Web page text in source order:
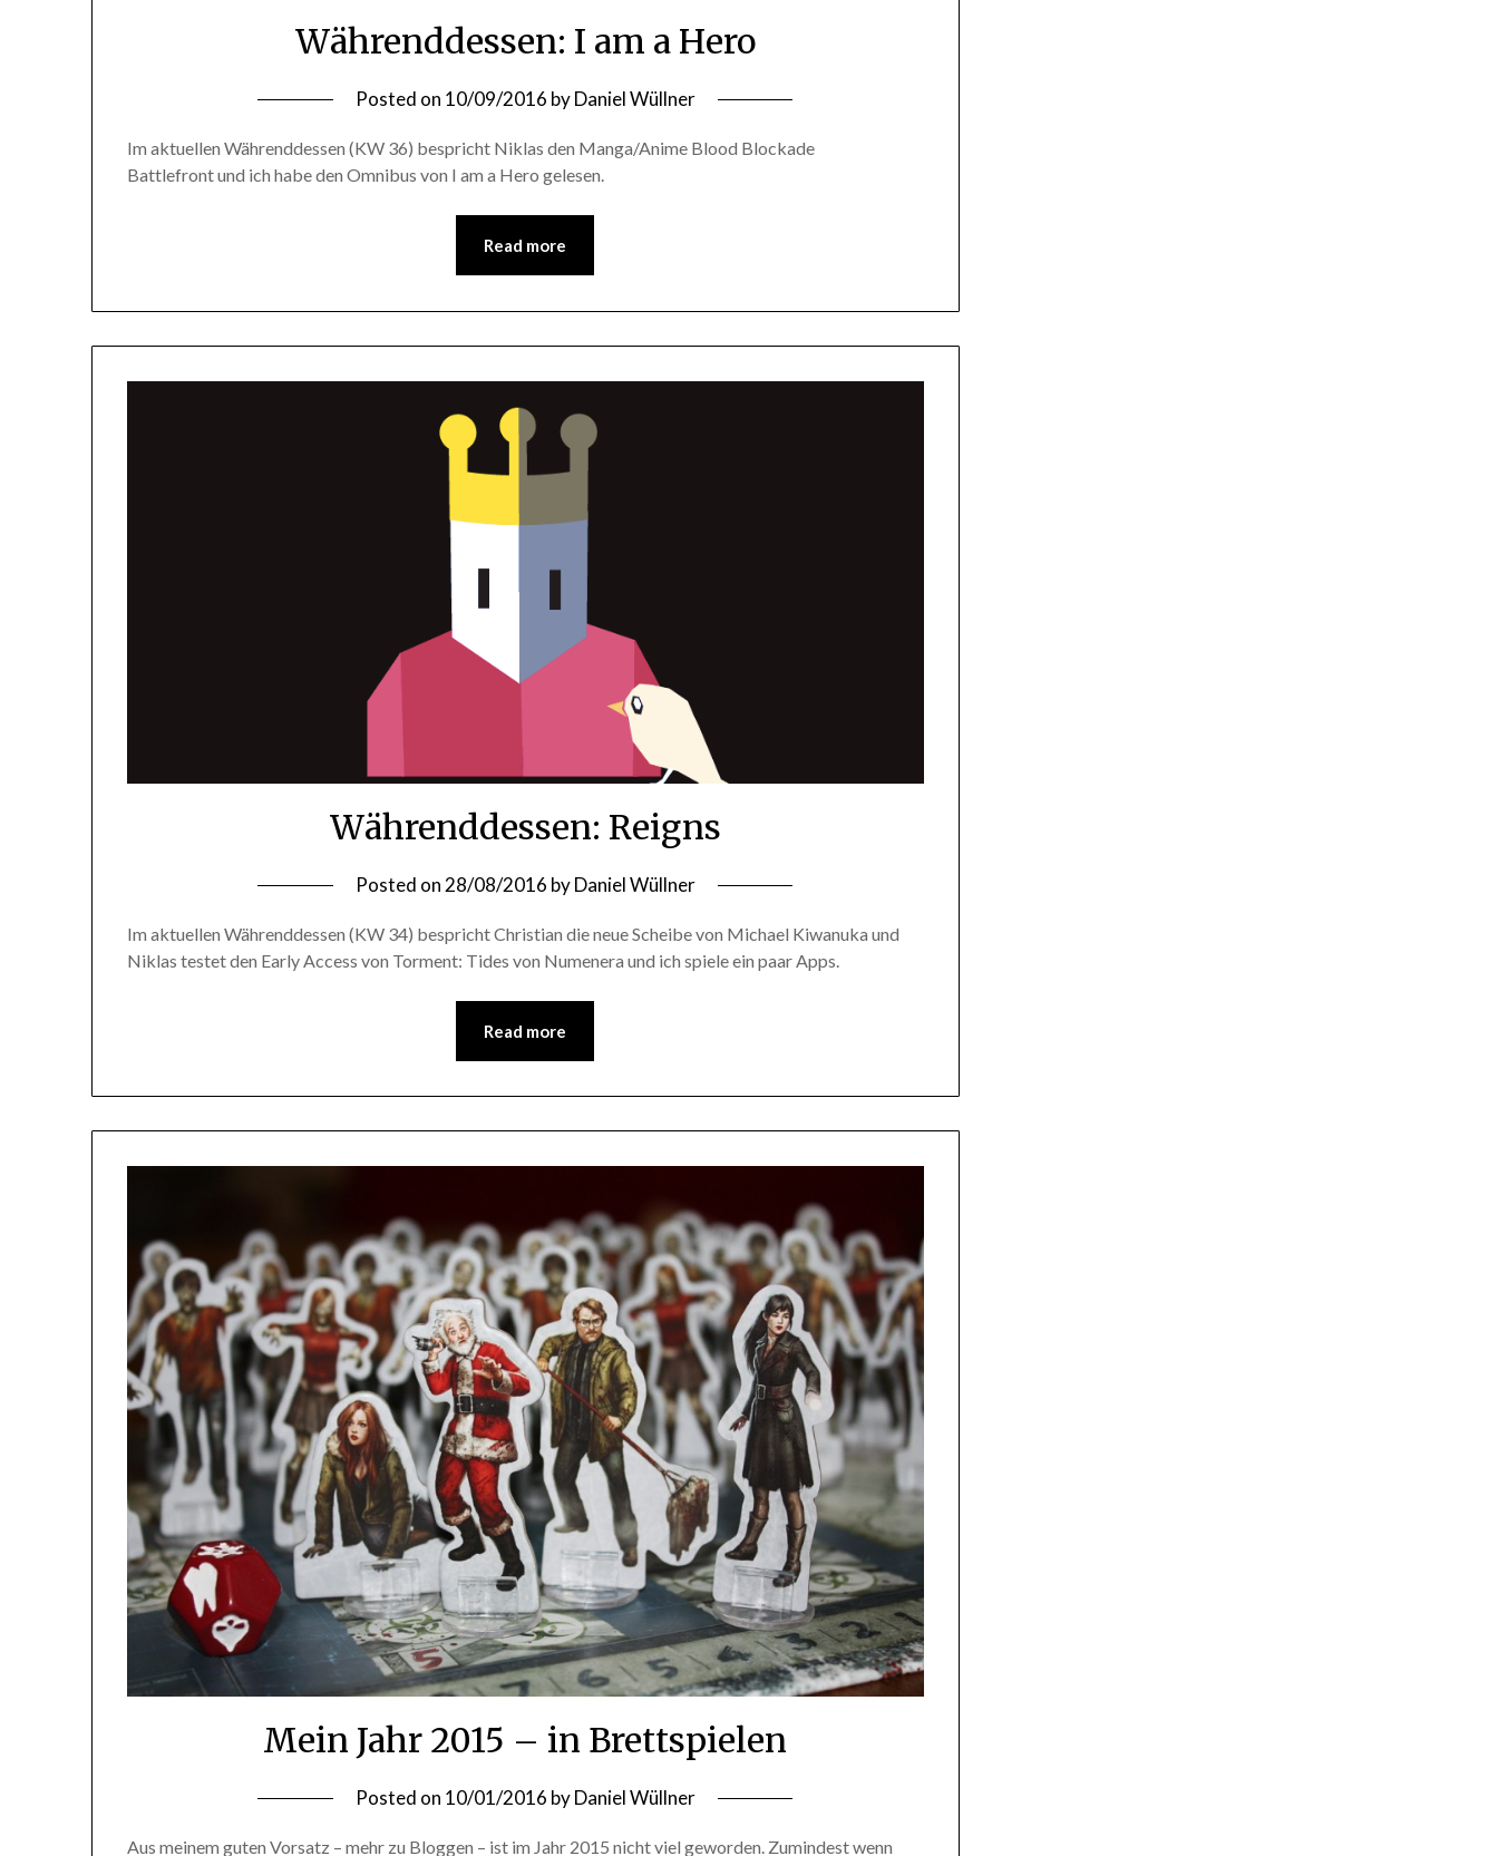
Währenddessen: I am a Hero
Posted on 10/09/2016 byDaniel Wüllner
Im aktuellen Währenddessen (KW 36) bespricht Niklas den Manga/Anime Blood Blockade
Battlefront und ich habe den Omnibus von I am a Hero gelesen.
Read more
Währenddessen: Reigns
Posted on 28/08/2016 byDaniel Wüllner
Im aktuellen Währenddessen (KW 34) bespricht Christian die neue Scheibe von Michael Kiwanuka und
Niklas testet den Early Access von Torment: Tides von Numenera und ich spiele ein paar Apps.
Read more
Mein Jahr 2015 – in Brettspielen
Posted on 10/01/2016 byDaniel Wüllner
Aus meinem guten Vorsatz – mehr zu Bloggen – ist im Jahr 2015 nicht viel geworden. Zumindest wenn